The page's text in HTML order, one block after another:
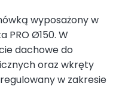
wyposażony w
PRO Ø150. W
dachowe do
oraz wkręty
w zakresie